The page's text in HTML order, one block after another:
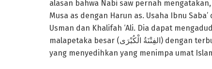
alasan bahwa Nabi saw pernah
Musa as dengan Harun as. Usaha Ibnu
Usman dan Khalifah ‘Ali. Dia dapat
malapetaka besar (الفِتْنَةُ الْكُبْرَى) dengan terbunuhnya Khalifah Usman dan juga peristiwa-peristiwa
yang menyedihkan yang menimpa umat